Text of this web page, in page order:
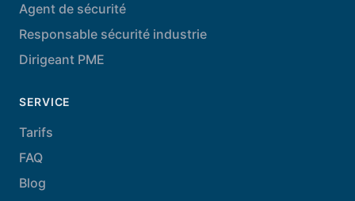
Agent de sécurité
Responsable sécurité industrie
Dirigeant PME
SERVICE
Tarifs
FAQ
Blog